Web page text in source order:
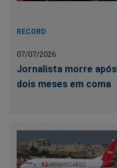
RECORD
07/07/2026
Jornalista morre após
dois meses em coma